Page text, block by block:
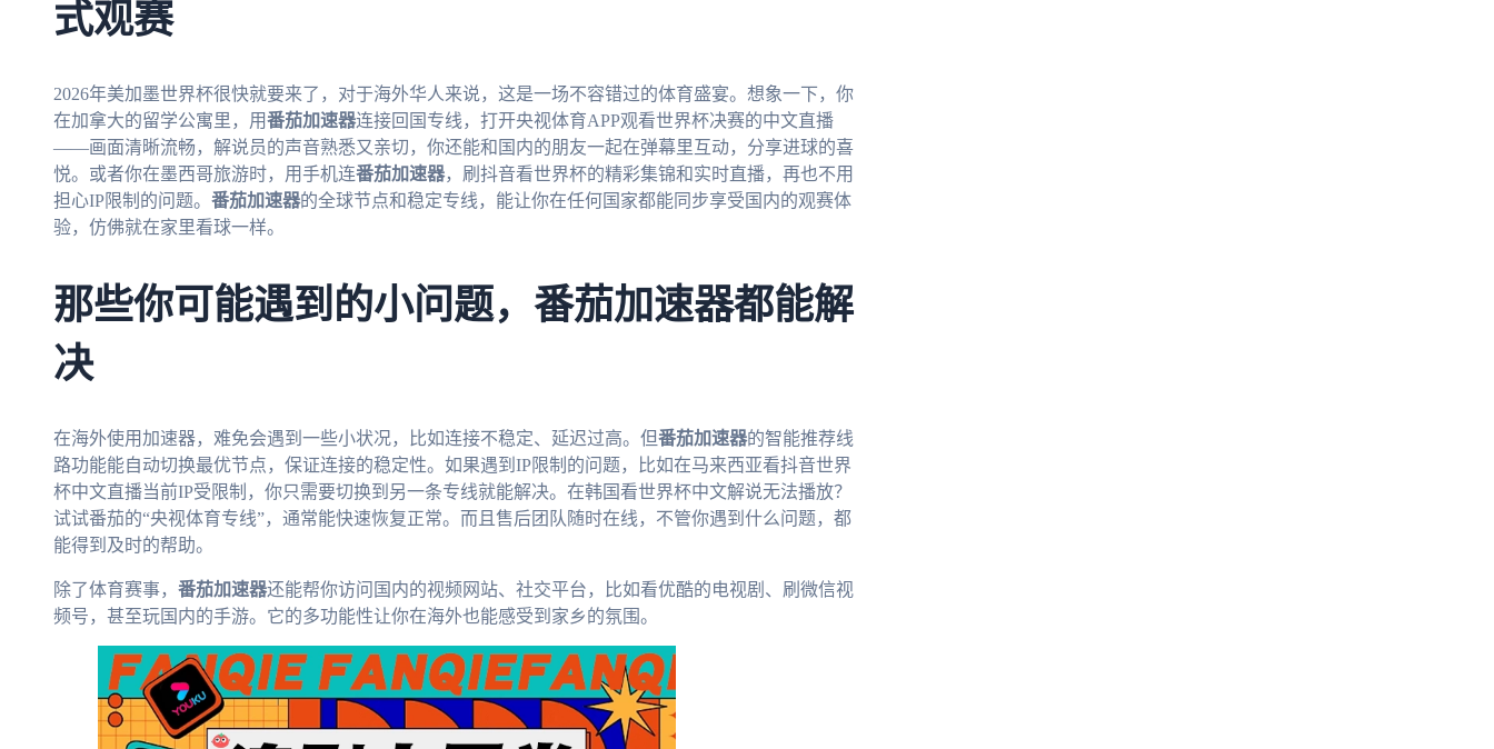
式观赛
2026年美加墨世界杯很快就要来了，对于海外华人来说，这是一场不容错过的体育盛宴。想象一下，你
在加拿大的留学公寓里，用番茄加速器连接回国专线，打开央视体育APP观看世界杯决赛的中文直播
——画面清晰流畅，解说员的声音熟悉又亲切，你还能和国内的朋友一起在弹幕里互动，分享进球的喜
悦。或者你在墨西哥旅游时，用手机连番茄加速器，刷抖音看世界杯的精彩集锦和实时直播，再也不用
担心IP限制的问题。 番茄加速器的全球节点和稳定专线，能让你在任何国家都能同步享受国内的观赛体
验，仿佛就在家里看球一样。
那些你可能遇到的小问题，番茄加速器都能解
决
在海外使用加速器，难免会遇到一些小状况，比如连接不稳定、延迟过高。但番茄加速器的智能推荐线
路功能能自动切换最优节点，保证连接的稳定性。如果遇到IP限制的问题，比如在马来西亚看抖音世界
杯中文直播当前IP受限制，你只需要切换到另一条专线就能解决。在韩国看世界杯中文解说无法播放？
试试番茄的“央视体育专线”，通常能快速恢复正常。而且售后团队随时在线，不管你遇到什么问题，都
能得到及时的帮助。
除了体育赛事， 番茄加速器还能帮你访问国内的视频网站、社交平台，比如看优酷的电视剧、刷微信视
频号，甚至玩国内的手游。它的多功能性让你在海外也能感受到家乡的氛围。